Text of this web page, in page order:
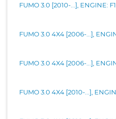
FUMO 3.0 [2010-...], ENGINE:
FUMO 3.0 4X4 [2006-...],
FUMO 3.0 4X4 [2006-...],
FUMO 3.0 4X4 [2010-...],